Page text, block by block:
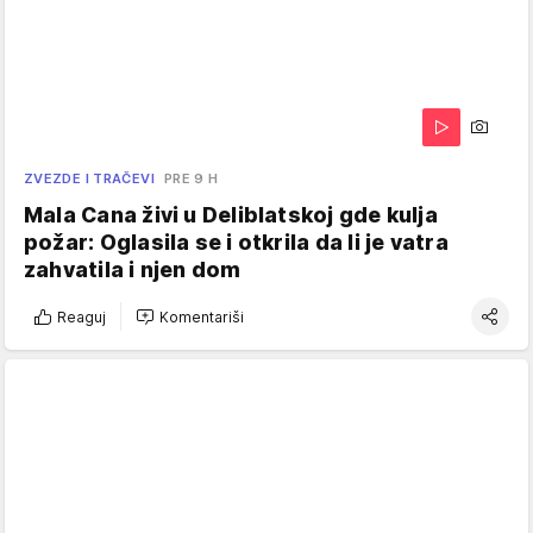
ZVEZDE I TRAČEVI PRE 9 H
Mala Cana živi u Deliblatskoj gde kulja
požar: Oglasila se i otkrila da li je vatra
zahvatila i njen dom
Reaguj Komentariši